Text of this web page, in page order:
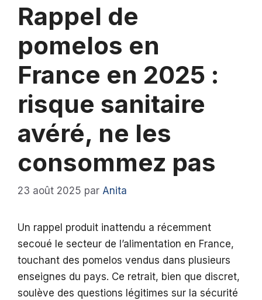
Rappel de
pomelos en
France en 2025 :
risque sanitaire
avéré, ne les
consommez pas
23 août 2025 par Anita
Un rappel produit inattendu a récemment
secoué le secteur de l’alimentation en France,
touchant des pomelos vendus dans plusieurs
enseignes du pays. Ce retrait, bien que discret,
soulève des questions légitimes sur la sécurité